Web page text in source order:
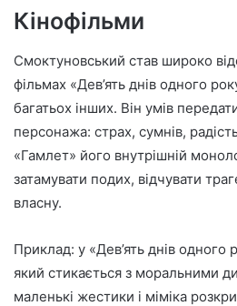
Кінофільми
Смоктуновський став широко
фільмах «Дев’ять днів одного
багатьох інших. Він умів
персонажа: страх, сумнів,
«Гамлет» його внутрішній
затамувати подих, відчувати
власну.
Приклад: у «Дев’ять днів одного
який стикається з моральними
маленькі жестики і міміка